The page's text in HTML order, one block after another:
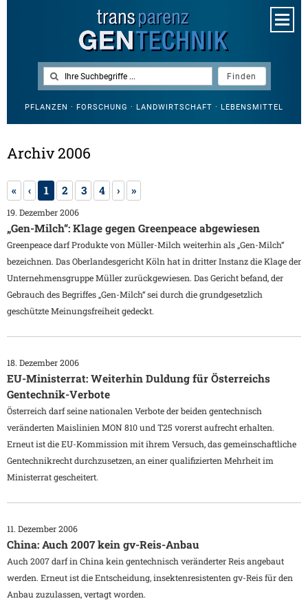
PFLANZEN · FORSCHUNG · LANDWIRTSCHAFT · LEBENSMITTEL
Archiv 2006
« ‹ 1 2 3 4 › »
19. Dezember 2006
„Gen-Milch“: Klage gegen Greenpeace abgewiesen
Greenpeace darf Produkte von Müller-Milch weiterhin als „Gen-Milch“
bezeichnen. Das Oberlandesgericht Köln hat in dritter Instanz die Klage der
Unternehmensgruppe Müller zurückgewiesen. Das Gericht befand, der
Gebrauch des Begriffes „Gen-Milch“ sei durch die grundgesetzlich
geschützte Meinungsfreiheit gedeckt.
18. Dezember 2006
EU-Ministerrat: Weiterhin Duldung für Österreichs
Gentechnik-Verbote
Österreich darf seine nationalen Verbote der beiden gentechnisch
veränderten Maislinien MON 810 und T25 vorerst aufrecht erhalten.
Erneut ist die EU-Kommission mit ihrem Versuch, das gemeinschaftliche
Gentechnikrecht durchzusetzen, an einer qualifizierten Mehrheit im
Ministerrat gescheitert.
11. Dezember 2006
China: Auch 2007 kein gv-Reis-Anbau
Auch 2007 darf in China kein gentechnisch veränderter Reis angebaut
werden. Erneut ist die Entscheidung, insektenresistenten gv-Reis für den
Anbau zuzulassen, vertagt worden.